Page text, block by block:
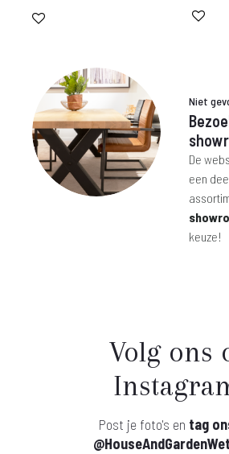
Niet
De
een
keuze!
Volg ons
Post je foto's en tag